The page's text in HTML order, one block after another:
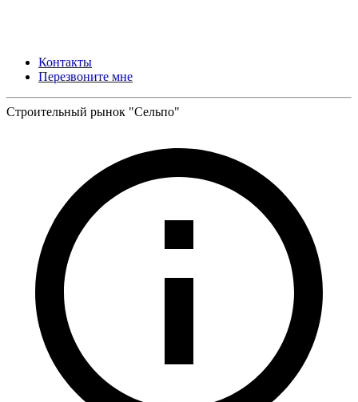
Контакты
Перезвоните мне
Строительный рынок "Сельпо"